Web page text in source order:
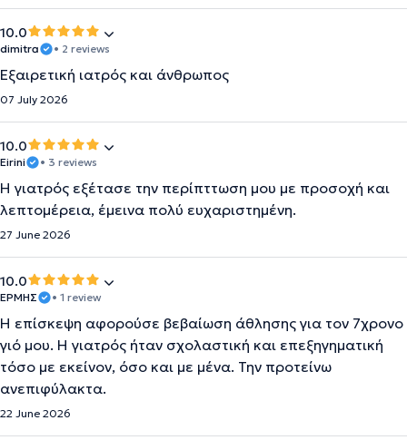
10.0
dimitra • 2 reviews
Εξαιρετική ιατρός και άνθρωπος
07 July 2026
10.0
Eirini • 3 reviews
Η γιατρός εξέτασε την περίπττωση μου με προσοχή και
λεπτομέρεια, έμεινα πολύ ευχαριστημένη.
27 June 2026
10.0
ΕΡΜΉΣ • 1 review
Η επίσκεψη αφορούσε βεβαίωση άθλησης για τον 7χρονο
γιό μου. Η γιατρός ήταν σχολαστική και επεξηγηματική
τόσο με εκείνον, όσο και με μένα. Την προτείνω
ανεπιφύλακτα.
22 June 2026